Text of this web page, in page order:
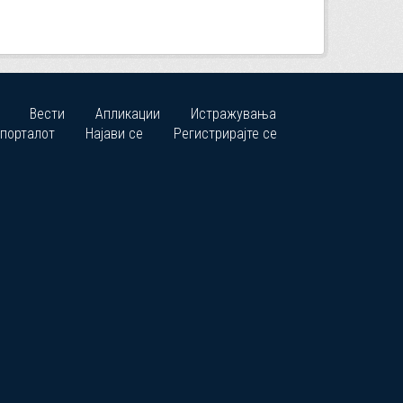
Вести Апликации
Истражувања
Најави се Регистрирајте се